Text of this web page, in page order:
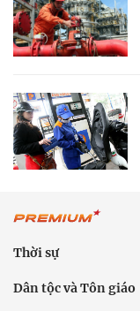
Thời sự
Dân tộc và Tôn giáo